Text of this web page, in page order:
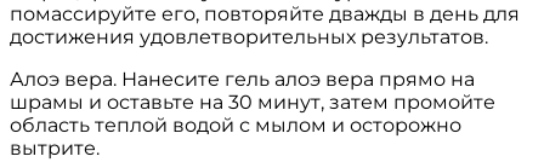
помассируйте его, повторяйте дважды в день для
достижения удовлетворительных результатов.
Алоэ вера. Нанесите гель алоэ вера прямо на
шрамы и оставьте на 30 минут, затем промойте
область теплой водой с мылом и осторожно
вытрите.